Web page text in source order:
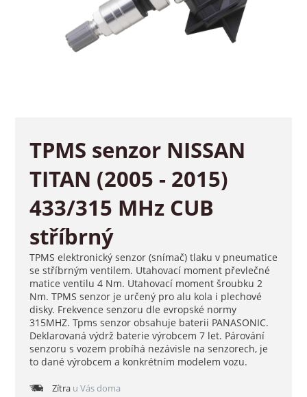
TPMS senzor NISSAN
TITAN (2005 - 2015)
433/315 MHz CUB
stříbrný
TPMS elektronický senzor (snímač) tlaku v pneumatice
se stříbrným ventilem. Utahovací moment převlečné
matice ventilu 4 Nm. Utahovací moment šroubku 2
Nm. TPMS senzor je určený pro alu kola i plechové
disky. Frekvence senzoru dle evropské normy
315MHZ. Tpms senzor obsahuje baterii PANASONIC.
Deklarovaná výdrž baterie výrobcem 7 let. Párování
senzoru s vozem probíhá nezávisle na senzorech, je
to dané výrobcem a konkrétním modelem vozu.
Zítrau Vás doma